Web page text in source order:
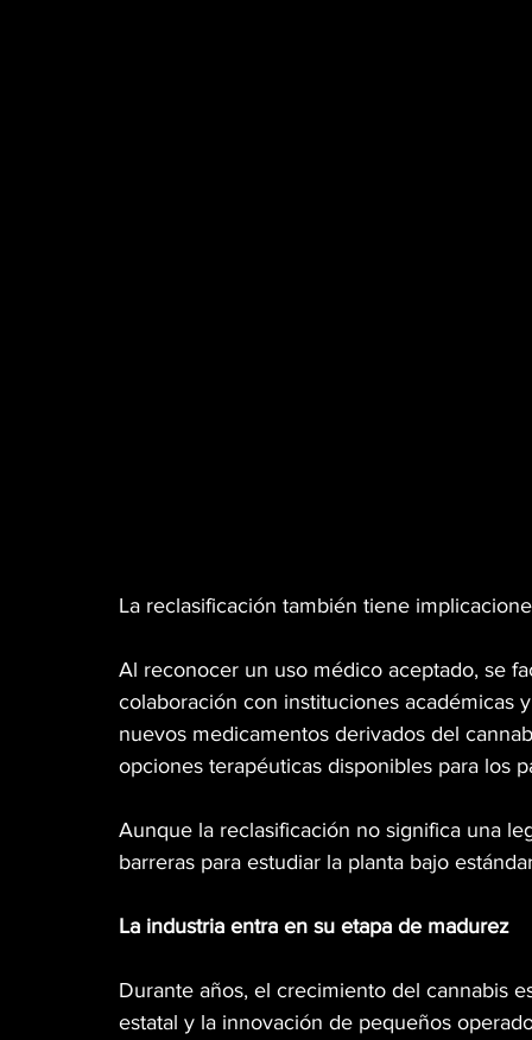
La reclasificación también tiene
Al reconocer un uso médico aceptado, se
colaboración con instituciones académicas
nuevos medicamentos derivados del
opciones terapéuticas disponibles para los
Aunque la reclasificación no significa una
barreras para estudiar la planta bajo
La industria entra en su etapa de madurez
Durante años, el crecimiento del cannabis
estatal y la innovación de pequeños